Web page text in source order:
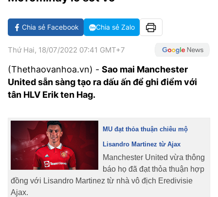
GOLF
CÁC CÚP CHÂU ÂU
BẢNG XẾP HẠNG
VĂN HÓA
GIẢI TRÍ
DIỄN ĐÀN
CÔNG NGHIỆP VĂN HÓA
NHỊP ĐẬP SỨC KHỎE
X-QUANG TIN ĐỒN
VIẾT LẠI ƯỚC MƠ
GIẢI TRÍ
PHIM
ÂM NHẠC
KBIZ
DU LỊCH
TIN TỨC
ĐIỂM ĐẾN
ẨM THỰC
TƯ VẤN
THẾ GIỚI SAO
HIGHTECH
BẠN CẦN BIẾT
INFOGRAPHIC
E-MAGAZINE
ẢNH
Chia sẻ Facebook Chia sẻ Zalo
Thứ Hai, 18/07/2022 07:41 GMT+7
(Thethaovanhoa.vn) - Sao mai Manchester
United sẵn sàng tạo ra dấu ấn để ghi điểm với
tân HLV Erik ten Hag.
MU đạt thỏa thuận chiêu mộ
Lisandro Martinez từ Ajax
Manchester United vừa thông
báo họ đã đạt thỏa thuận hợp
đồng với Lisandro Martinez từ nhà vô địch Eredivisie
Ajax.